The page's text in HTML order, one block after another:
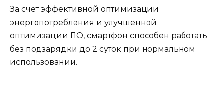
За счет эффективной оптимизации
энергопотребления и улучшенной
оптимизации ПО, смартфон способен работать
без подзарядки до 2 суток при нормальном
использовании.